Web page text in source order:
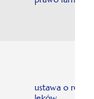
ustawa o